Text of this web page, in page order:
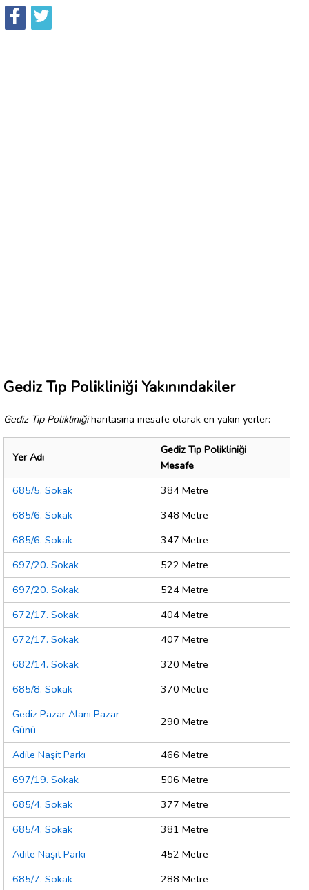
Gediz Tıp Polikliniği Yakınındakiler
Gediz Tıp Polikliniğiharitasına mesafe olarak en yakın yerler:
Yer Adı
Gediz Tıp Polikliniği
Mesafe
685/5. Sokak
384 Metre
685/6. Sokak
348 Metre
685/6. Sokak
347 Metre
697/20. Sokak
522 Metre
697/20. Sokak
524 Metre
672/17. Sokak
404 Metre
672/17. Sokak
407 Metre
682/14. Sokak
320 Metre
685/8. Sokak
370 Metre
Gediz Pazar Alanı Pazar
Günü
290 Metre
Adile Naşit Parkı
466 Metre
697/19. Sokak
506 Metre
685/4. Sokak
377 Metre
685/4. Sokak
381 Metre
Adile Naşit Parkı
452 Metre
685/7. Sokak
288 Metre